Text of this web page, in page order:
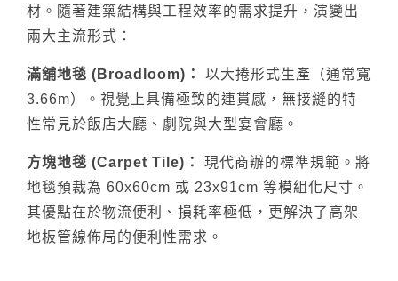
材。隨著建築結構與工程效率的需求提升，演變出
兩大主流形式：
滿舖地毯 (Broadloom)：
以大捲形式生產（通常寬
3.66m）。視覺上具備極致的連貫感，無接縫的特
性常見於飯店大廳、劇院與大型宴會廳。
方塊地毯 (Carpet Tile)：
現代商辦的標準規範。將
地毯預裁為 60x60cm 或 23x91cm 等模組化尺寸。
其優點在於物流便利、損耗率極低，更解決了高架
地板管線佈局的便利性需求。